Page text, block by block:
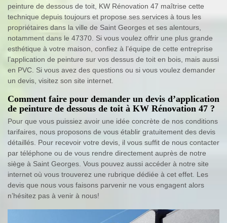
peinture de dessous de toit, KW Rénovation 47 maîtrise cette
technique depuis toujours et propose ses services à tous les
propriétaires dans la ville de Saint Georges et ses alentours,
notamment dans le 47370. Si vous voulez offrir une plus grande
esthétique à votre maison, confiez à l’équipe de cette entreprise
l’application de peinture sur vos dessus de toit en bois, mais aussi
en PVC. Si vous avez des questions ou si vous voulez demander
un devis, visitez son site internet.
Comment faire pour demander un devis d’application
de peinture de dessous de toit à KW Rénovation 47 ?
Pour que vous puissiez avoir une idée concrète de nos conditions
tarifaires, nous proposons de vous établir gratuitement des devis
détaillés. Pour recevoir votre devis, il vous suffit de nous contacter
par téléphone ou de vous rendre directement auprès de notre
siège à Saint Georges. Vous pouvez aussi accéder à notre site
internet où vous trouverez une rubrique dédiée à cet effet. Les
devis que nous vous faisons parvenir ne vous engagent alors
n’hésitez pas à venir à nous!